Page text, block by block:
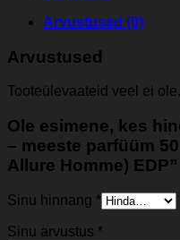
Arvustused (0)
Arvustused
Tooteülevaateid veel ei ole.
Ole esimene, kes
– meeste parfüüm
Allure Homme) EDP”
Sinu hinnang *
Sinu arvustus *